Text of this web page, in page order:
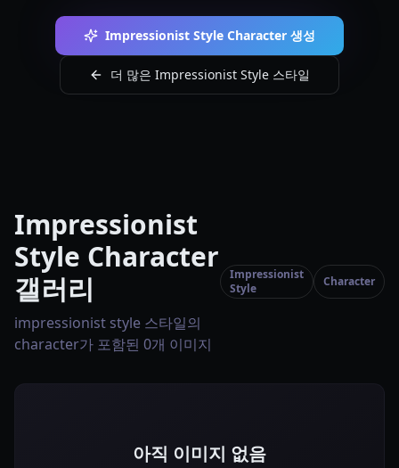
Impressionist Style Character 생성
더 많은 Impressionist Style 스타일
Impressionist
Style Character
갤러리
impressionist style 스타일의
character가 포함된 0개 이미지
Impressionist
Style
Character
아직 이미지 없음